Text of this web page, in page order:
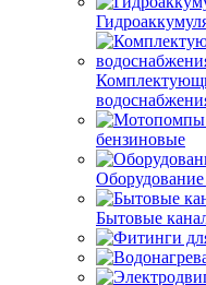
бензиновые
Бытовые